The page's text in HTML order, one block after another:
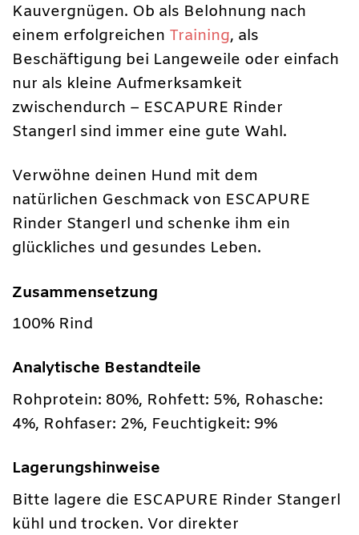
Kauvergnügen. Ob als Belohnung nach
einem erfolgreichen Training, als
Beschäftigung bei Langeweile oder einfach
nur als kleine Aufmerksamkeit
zwischendurch – ESCAPURE Rinder
Stangerl sind immer eine gute Wahl.
Verwöhne deinen Hund mit dem
natürlichen Geschmack von ESCAPURE
Rinder Stangerl und schenke ihm ein
glückliches und gesundes Leben.
Zusammensetzung
100% Rind
Analytische Bestandteile
Rohprotein: 80%, Rohfett: 5%, Rohasche:
4%, Rohfaser: 2%, Feuchtigkeit: 9%
Lagerungshinweise
Bitte lagere die ESCAPURE Rinder Stangerl
kühl und trocken. Vor direkter